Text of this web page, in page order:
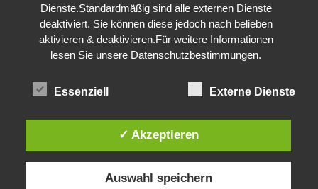
Dienste.Standardmäßig sind alle externen Dienste
deaktiviert. Sie können diese jedoch nach belieben
aktivieren & deaktivieren.Für weitere Informationen
lesen Sie unsere Datenschutzbestimmungen.
Essenziell Externe Dienste
✓ Akzeptieren
Auswahl speichern